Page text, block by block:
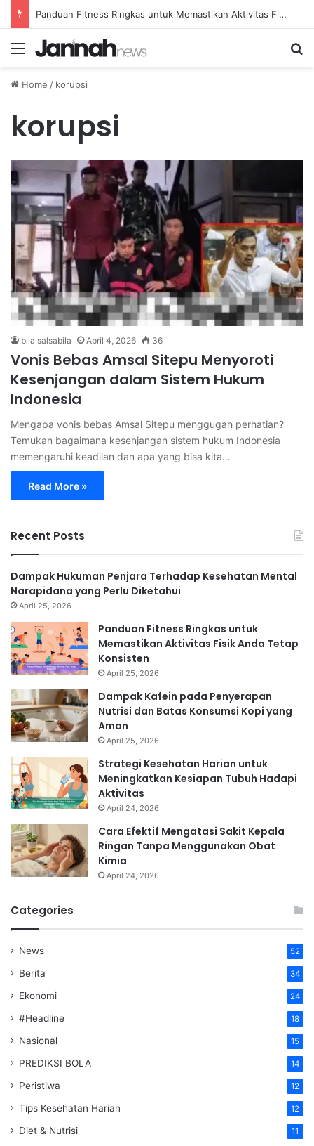
Panduan Fitness Ringkas untuk Memastikan Aktivitas Fisik Anda Tetap Konsisten
Menu
Home / korupsi
korupsi
bila salsabila April 4, 2026 36
Vonis Bebas Amsal Sitepu Menyoroti
Kesenjangan dalam Sistem Hukum
Indonesia
Mengapa vonis bebas Amsal Sitepu menggugah perhatian?
Temukan bagaimana kesenjangan sistem hukum Indonesia
memengaruhi keadilan dan apa yang bisa kita…
Read More »
Recent Posts
Dampak Hukuman Penjara Terhadap Kesehatan Mental
Narapidana yang Perlu Diketahui
April 25, 2026
Panduan Fitness Ringkas untuk
Memastikan Aktivitas Fisik Anda Tetap
Konsisten
April 25, 2026
Dampak Kafein pada Penyerapan
Nutrisi dan Batas Konsumsi Kopi yang
Aman
April 25, 2026
Strategi Kesehatan Harian untuk
Meningkatkan Kesiapan Tubuh Hadapi
Aktivitas
April 24, 2026
Cara Efektif Mengatasi Sakit Kepala
Ringan Tanpa Menggunakan Obat
Kimia
April 24, 2026
Categories
News 52
Berita 34
Ekonomi 24
#Headline 18
Nasional 15
PREDIKSI BOLA 14
Peristiwa 12
Tips Kesehatan Harian 12
Diet & Nutrisi 11